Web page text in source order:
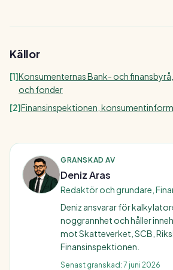
Källor
[1]Konsumenternas Bank- och
och fonder
[2]Finansinspektionen,
GRANSKAD AV
Deniz Aras
Redaktör och grundare,
Deniz ansvarar för
noggrannhet och håller
mot Skatteverket, SCB,
Finansinspektionen.
Senast granskad: 7 juni 2026